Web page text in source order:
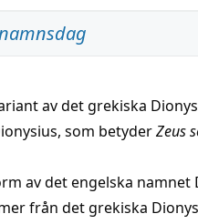
av det grekiska
som betyderZeus
av det engelska namnet
från det grekiska